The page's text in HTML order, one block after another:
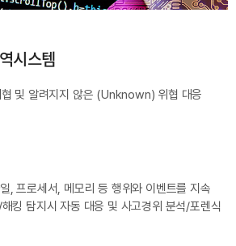
시스템
및 알려지지 않은 (Unknown) 위협 대응
, 프로세서, 메모리 등 행위와 이벤트를 지속
킹 탐지시 자동 대응 및 사고경위 분석/포렌식